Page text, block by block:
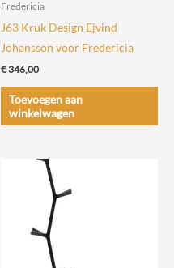
Fredericia
J63 Kruk Design Ejvind
Johansson voor Fredericia
€346,00
Toevoegen aan
winkelwagen